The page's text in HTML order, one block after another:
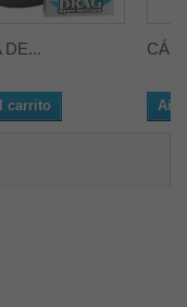
DE...
carrito